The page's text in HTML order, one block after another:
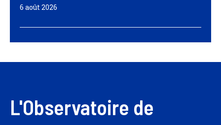
6 août 2026
L'Observatoire de